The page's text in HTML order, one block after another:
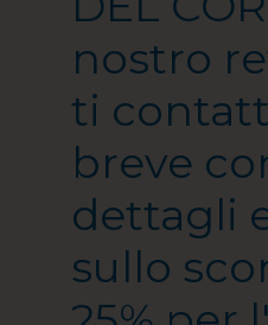
nostro
ti
breve
dettagli
sullo